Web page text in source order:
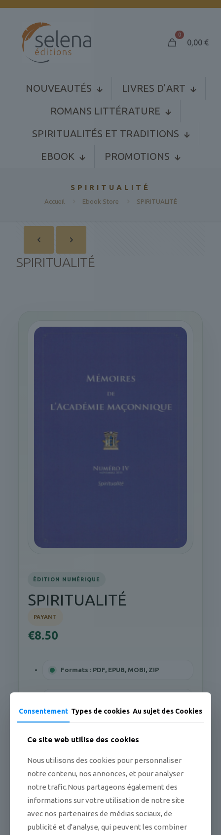
0
0,00€
NOUVEAUTÉS
LIVRES D’ART
ROMANS LITTÉRATURE
SPIRITUALITÉS ET TRADITIONS
EBOOK
PROMOTIONS
SPIRITUALITÉ
Accueil Ebook Store SPIRITUALITÉ
SPIRITUALITÉ
ÉDITION NUMÉRIQUE
SPIRITUALITÉ
PAYANT
€8.50
Formats : PDF, EPUB, MOBI, ZIP
1.44MB
4 fichiers inclus
PAIEMENT
Choisir le moyen de paiement
Choisissez l'option de paiement que vous préférez.
Consentement Types de cookies Au sujet des Cookies
Ce site web utilise des cookies
Nous utilisons des cookies pour personnaliser
notre contenu, nos annonces, et pour analyser
notre trafic.Nous partageons également des
informations sur votre utilisation de notre site
avec nos partenaires de médias sociaux, de
publicité et d'analyse, qui peuvent les combiner